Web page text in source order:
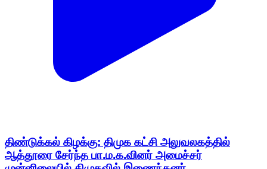
திண்டுக்கல் கிழக்கு: திமுக கட்சி அலுவலகத்தில்
ஆத்தூரை சேர்ந்த பா.ம.க.வினர் அமைச்சர்